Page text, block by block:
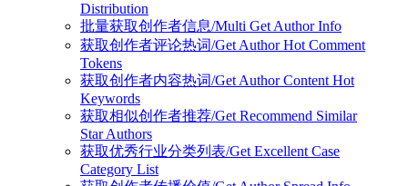
Distribution
批量获取创作者信息/Multi Get Author Info
获取创作者评论热词/Get Author Hot Comment
Tokens
获取创作者内容热词/Get Author Content Hot
Keywords
获取相似创作者推荐/Get Recommend Similar
Star Authors
获取优秀行业分类列表/Get Excellent Case
Category List